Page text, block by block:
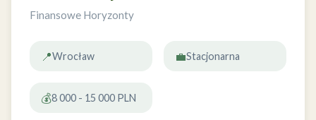
Finansowe Horyzonty
📍Wrocław 💼Stacjonarna
💰8 000 - 15 000 PLN